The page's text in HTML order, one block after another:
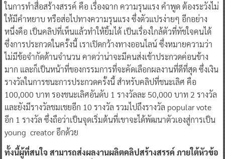
ในการทำสื่อสร้างสรรค์ คือ เรื่องฉาก ความรุนแรง คำพูด ต้องระวังไม่
ให้มีคำหยาบ หรือส่อไปทางความรุนแรง ซึ่งตัวแปรง่ายๆ อีกอย่าง
หนึ่งคือ เป็นคลิปที่เห็นแล้วทำให้ยิ้มได้ เป็นเรื่องใกล้ตัวที่ทัชใจคนได้
ซึ่งการประกวดในครั้งนี้ เราเปิดกว้างทางออนไลน์ ซึ่งหมายความว่า
ไม่มีข้อจำกัดด้านจำนวน คาดว่าน่าจะมีคนส่งเข้าประกวดค่อนข้าง
มาก และก็เป็นหน้าที่ของกรรมการที่จะคัดเลือกผลงานที่ดีที่สุด ซึ่งเงิน
รางวัลในการชนะการประกวดครั้งนี้ สำหรับคลิปที่ชนะเลิศ คือ
100,000 บาท รองชนะเลิศอันดับ 1 รางวัลละ 50,000 บาท 2 รางวัล
และยังมีรางวัลชมเชยอีก 10 รางวัล รวมไปถึงรางวัล popular vote
อีก 1 รางวัล ซึ่งถือว่าเป็นจุดเริ่มต้นที่เขาจะได้พัฒนาตัวเองสู่การเป็น
young creator อีกด้วย
ทั้งนี้ผู้ที่สนใจ สามารถส่งผลงานผลิตคลิปสร้างสรรค์ ภายใต้หัวข้อ